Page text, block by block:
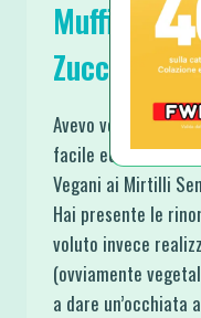
Muffin
Zucchero
Avevo voglia di
facile ed ecco che
Vegani ai Mirtilli
Hai presente le
voluto invece
(ovviamente
a dare un’occhiata